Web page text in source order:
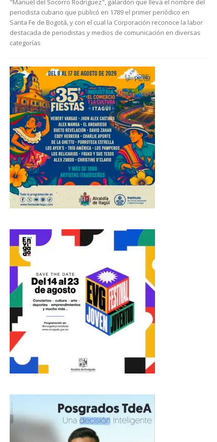
"Manuel del Socorro Rodríguez", galardón que lleva el nombre del
periodista cubano que publicó en 1789 el primer periódico en
Santa Fe de Bogotá, y con el cual la Corporación reconoce la labor
destacada de periodistas y medios de comunicación en diversas
categorías